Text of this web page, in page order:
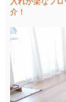
介！